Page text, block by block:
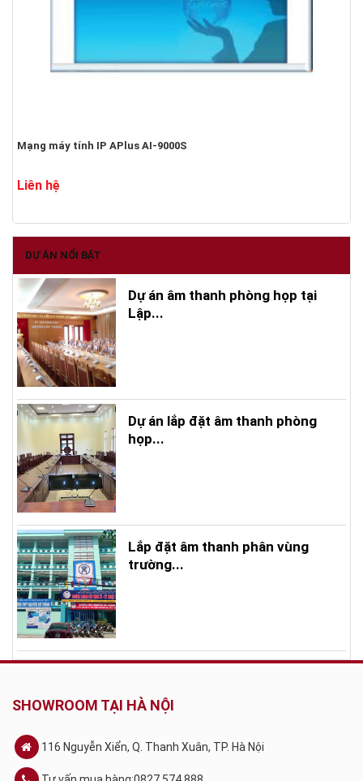
Mạng máy tính IP APlus AI-9000S
Liên hệ
DỰ ÁN NỔI BẬT
Dự án âm thanh phòng họp tại
Lập...
Dự án lắp đặt âm thanh phòng
họp...
Lắp đặt âm thanh phân vùng
trường...
SHOWROOM TẠI HÀ NỘI
116 Nguyễn Xiển, Q. Thanh Xuân, TP. Hà Nội